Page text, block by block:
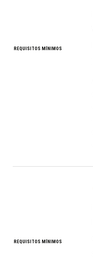
REQUISITOS MÍNIMOS
REQUISITOS MÍNIMOS